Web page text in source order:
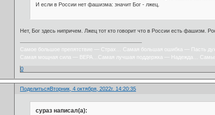
И если в России нет фашизма: значит Бог - лжец.
Нет, Бог здесь нипричем. Лжец тот кто говорит что в России есть
Самое большое препятствие — Страх… Самая большая ошибка — Пасть
Самая мощная сила — ВЕРА…Самая лучшая поддержка — Надежда…
0
ПоделитьсяВторник, 4 октября, 2022г. 14:20:35
сураз написал(а):